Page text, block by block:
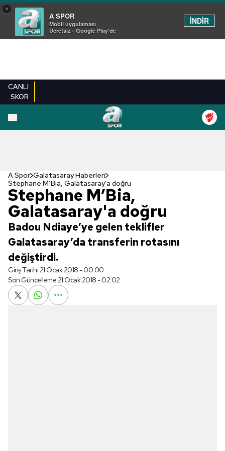
×
A SPOR
Mobil uygulaması
Ücretsiz - Google Play'de
İNDİR
CANLI
SKOR
A Spor Galatasaray Haberleri
Stephane M’Bia, Galatasaray'a doğru
Stephane M’Bia,
Galatasaray'a doğru
Badou Ndiaye’ye gelen teklifler
Galatasaray’da transferin rotasını
değiştirdi.
Giriş Tarihi:21 Ocak 2018 - 00:00
Son Güncelleme:21 Ocak 2018 - 02:02